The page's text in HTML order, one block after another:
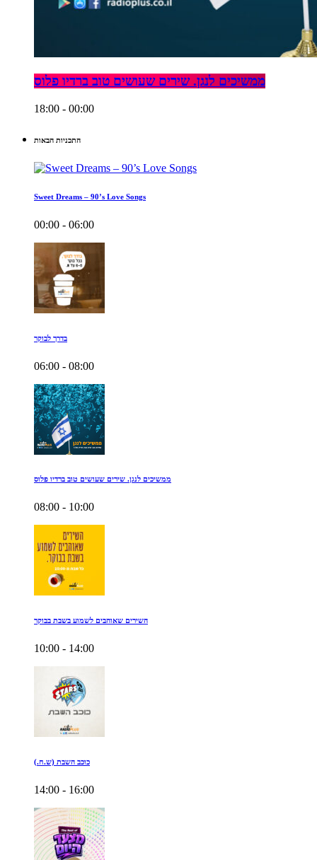
ממשיכים לנגן. שירים שעושים טוב ברדיו פלוס
18:00 - 00:00
התכניות הבאות
Sweet Dreams – 90’s Love Songs
00:00 - 06:00
בדרך לבוקר
06:00 - 08:00
ממשיכים לנגן. שירים שעושים טוב ברדיו פלוס
08:00 - 10:00
השירים שאוהבים לשמוע בשבת בבוקר
10:00 - 14:00
כוכב השבת (ש.ח.)
14:00 - 16:00